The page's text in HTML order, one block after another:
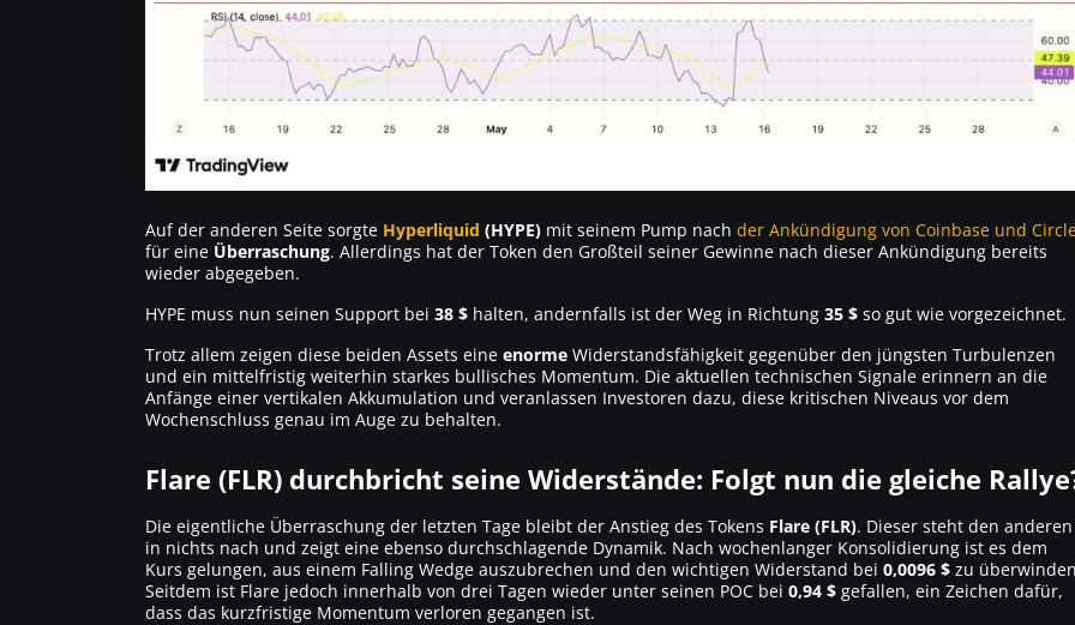
Auf der anderen Seite sorgte Hyperliquid (HYPE) mit seinem Pump nach der Ankündigung von Coinbase und
für eine Überraschung. Allerdings hat der Token den Großteil seiner Gewinne nach dieser Ankündigung bereits
wieder abgegeben.
HYPE muss nun seinen Support bei 38 $ halten, andernfalls ist der Weg in Richtung 35 $ so gut wie vorgezeichnet.
Trotz allem zeigen diese beiden Assets eine enorme Widerstandsfähigkeit gegenüber den jüngsten Turbulenzen
und ein mittelfristig weiterhin starkes bullisches Momentum. Die aktuellen technischen Signale erinnern an die
Anfänge einer vertikalen Akkumulation und veranlassen Investoren dazu, diese kritischen Niveaus vor dem
Wochenschluss genau im Auge zu behalten.
Flare (FLR) durchbricht seine Widerstände: Folgt nun die gleiche
Die eigentliche Überraschung der letzten Tage bleibt der Anstieg des Tokens Flare (FLR). Dieser steht den anderen
in nichts nach und zeigt eine ebenso durchschlagende Dynamik. Nach wochenlanger Konsolidierung ist es dem
Kurs gelungen, aus einem Falling Wedge auszubrechen und den wichtigen Widerstand bei 0,0096 $ zu
Seitdem ist Flare jedoch innerhalb von drei Tagen wieder unter seinen POC bei 0,94 $ gefallen, ein Zeichen dafür,
dass das kurzfristige Momentum verloren gegangen ist.